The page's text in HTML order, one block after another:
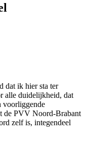
dat ik hier sta ter
alle duidelijkheid, dat
voorliggende
de PVV Noord-Brabant
zelf is, integendeel